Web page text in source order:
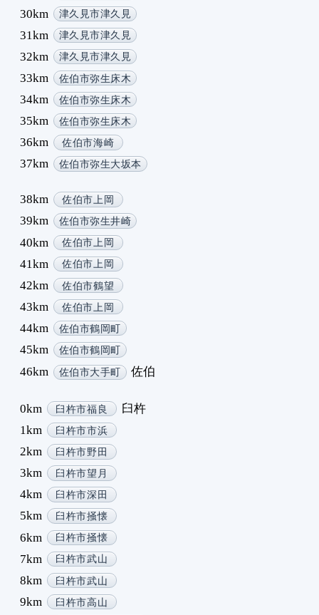
30km 津久見市津久見
31km 津久見市津久見
32km 津久見市津久見
33km 佐伯市弥生床木
34km 佐伯市弥生床木
35km 佐伯市弥生床木
36km 佐伯市海崎
37km 佐伯市弥生大坂本
38km 佐伯市上岡
39km 佐伯市弥生井崎
40km 佐伯市上岡
41km 佐伯市上岡
42km 佐伯市鶴望
43km 佐伯市上岡
44km 佐伯市鶴岡町
45km 佐伯市鶴岡町
46km 佐伯市大手町 佐伯
0km 臼杵市福良
臼杵
1km
臼杵市市浜
2km 臼杵市野田
3km 臼杵市望月
4km 臼杵市深田
5km 臼杵市掻懐
6km 臼杵市掻懐
7km 臼杵市武山
8km 臼杵市武山
9km 臼杵市高山